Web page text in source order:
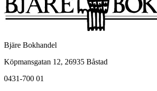
Bjäre Bokhandel
Köpmansgatan 12, 26935 Båstad
0431-700 01